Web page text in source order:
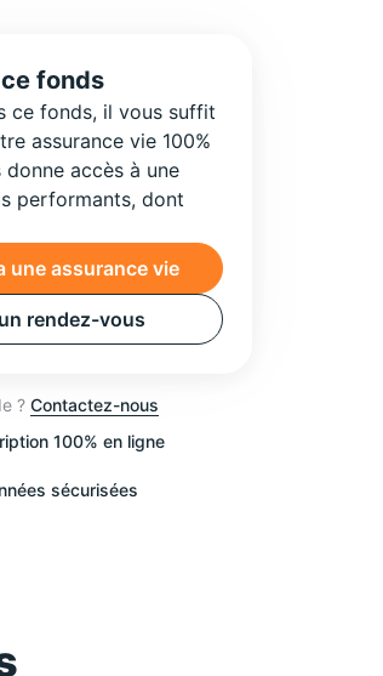
fonds
ce fonds, il vous suffit
assurance vie 100%
accès à une
performants, dont
une assurance vie
rendez-vous
? Contactez-nous
100% en ligne
sécurisées